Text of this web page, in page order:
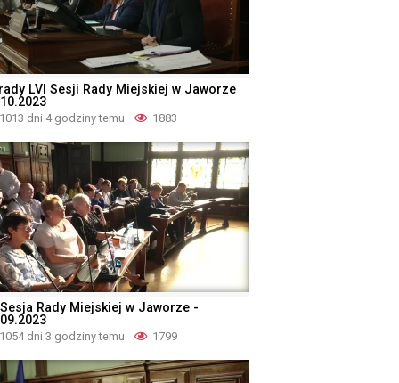
LVI Sesji Rady Miejskiej w Jaworze
1013 dni 4 godziny temu 1883
Rady Miejskiej w Jaworze -
1054 dni 3 godziny temu 1799